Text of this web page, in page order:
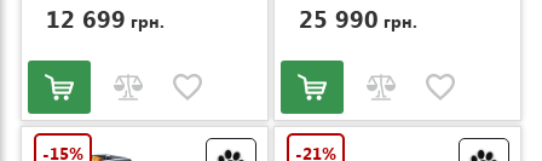
12 699 грн. 25 990 грн.
-15% -21%